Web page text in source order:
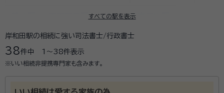
すべての駅を表示
岸里玉出/東玉出駅
粉浜/東粉浜駅 住吉大社/住吉公園/住吉鳥居前駅
岸和田駅の相続に強い司法書士/行政書士
38件中 1〜38件表示
※いい相続非提携専門家も含みます。